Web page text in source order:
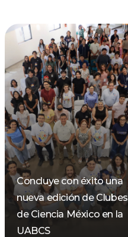
Concluye con éxito una
nueva edición de Clubes
de Ciencia México en la
UABCS